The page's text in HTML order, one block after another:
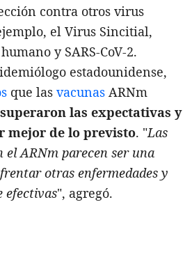
contra otros virus
el Virus Sincitial,
y SARS-CoV-2.
estadounidense,
que las vacunas ARNm
las expectativas y
mejor de lo previsto. "Las
el ARNm parecen ser una
otras enfermedades y
efectivas", agregó.